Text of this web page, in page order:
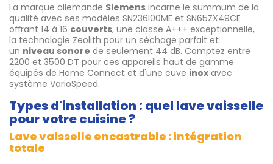
La marque allemande Siemens incarne le summum de la
qualité avec ses modèles SN236I00ME et SN65ZX49CE
offrant 14 à 16 couverts, une classe A+++ exceptionnelle,
la technologie Zeolith pour un séchage parfait et
un niveau sonore de seulement 44 dB. Comptez entre
2200 et 3500 DT pour ces appareils haut de gamme
équipés de Home Connect et d'une cuve inox avec
système VarioSpeed.
Types d'installation : quel lave vaisselle
pour votre cuisine ?
Lave vaisselle encastrable : intégration
totale